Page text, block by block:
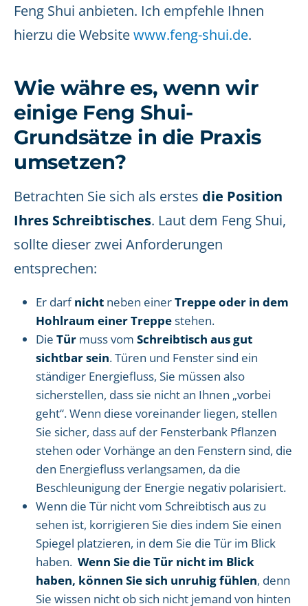
Feng Shui anbieten. Ich empfehle Ihnen
hierzu die Websitewww.feng-shui.de.
Wie währe es, wenn wir
einige Feng Shui-
Grundsätze in die Praxis
umsetzen?
Betrachten Sie sich als erstes die Position
Ihres Schreibtisches. Laut dem Feng Shui,
sollte dieser zwei Anforderungen
entsprechen:
Er darfnicht neben einerTreppe oder in dem
Hohlraum einer Treppestehen.
Die Tür muss vom Schreibtisch aus gut
sichtbar sein. Türen und Fenster sind ein
ständiger Energiefluss, Sie müssen also
sicherstellen, dass sie nicht an Ihnen „vorbei
geht“. Wenn diese voreinander liegen, stellen
Sie sicher, dass auf der Fensterbank Pflanzen
stehen oder Vorhänge an den Fenstern sind, die
den Energiefluss verlangsamen, da die
Beschleunigung der Energie negativ polarisiert.
Wenn die Tür nicht vom Schreibtisch aus zu
sehen ist, korrigieren Sie dies indem Sie einen
Spiegel platzieren, in dem Sie die Tür im Blick
haben. Wenn Sie die Tür nicht im Blick
haben, können Sie sich unruhig fühlen, denn
Sie wissen nicht ob sich nicht jemand von hinten